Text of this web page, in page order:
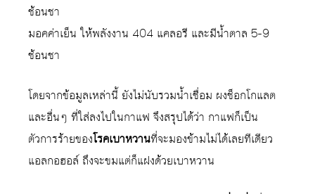
ช้อนชา
มอคค่าเย็น ให้พลังงาน 404 แคลอรี และมีน้ำตาล 5-9
ช้อนชา
โดยจากข้อมูลเหล่านี้ ยังไม่นับรวมน้ำเชื่อม ผงช็อกโกแลต
และอื่นๆ ที่ใส่ลงไปในกาแฟ จึงสรุปได้ว่า กาแฟก็เป็น
ตัวการร้ายของโรคเบาหวานที่จะมองข้ามไม่ได้เลยทีเดียว
แอลกอฮอล์ ถึงจะขมแต่ก็แฝงด้วยเบาหวาน